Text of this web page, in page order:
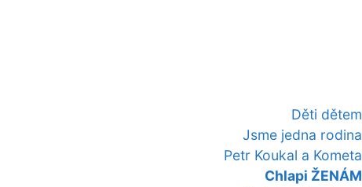
Děti dětem
Jsme jedna rodina
Petr Koukal a Kometa
Chlapi ŽENÁM